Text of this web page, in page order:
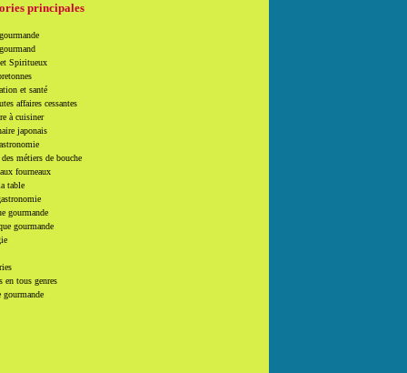
principales
Spiritueux
et santé
affaires cessantes
à cuisiner
japonais
métiers de bouche
fourneaux
table
gourmande
gourmande
en tous genres
gourmande